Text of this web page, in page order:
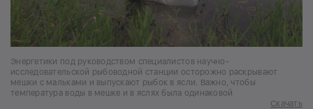
Энергетики под руководством специалистов научно-
исследовательской рыбоводной станции осторожно раскрывают
мешки с мальками и выпускают рыбок в ясли. Важно, чтобы
температура воды в мешке и в яслях была одинаковой
Скачать